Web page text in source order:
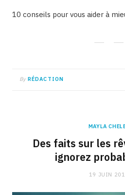
10 conseils pour vous aider à
By RÉDACTION
MAYLA
Des faits sur les
ignorez
19 JUIN